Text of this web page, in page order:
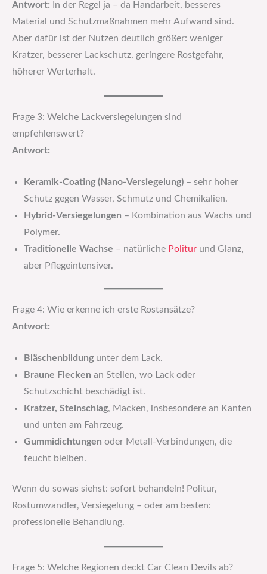
Antwort: In der Regel ja – da Handarbeit, besseres
Material und Schutzmaßnahmen mehr Aufwand sind.
Aber dafür ist der Nutzen deutlich größer: weniger
Kratzer, besserer Lackschutz, geringere Rostgefahr,
höherer Werterhalt.
Frage 3: Welche Lackversiegelungen sind
empfehlenswert?
Antwort:
Keramik-Coating (Nano-Versiegelung) – sehr hoher
Schutz gegen Wasser, Schmutz und Chemikalien.
Hybrid-Versiegelungen – Kombination aus Wachs und
Polymer.
Traditionelle Wachse – natürliche Politur und Glanz,
aber Pflegeintensiver.
Frage 4: Wie erkenne ich erste Rostansätze?
Antwort:
Bläschenbildung unter dem Lack.
Braune Flecken an Stellen, wo Lack oder
Schutzschicht beschädigt ist.
Kratzer, Steinschlag, Macken, insbesondere an Kanten
und unten am Fahrzeug.
Gummidichtungen oder Metall-Verbindungen, die
feucht bleiben.
Wenn du sowas siehst: sofort behandeln! Politur,
Rostumwandler, Versiegelung – oder am besten:
professionelle Behandlung.
Frage 5: Welche Regionen deckt Car Clean Devils ab?